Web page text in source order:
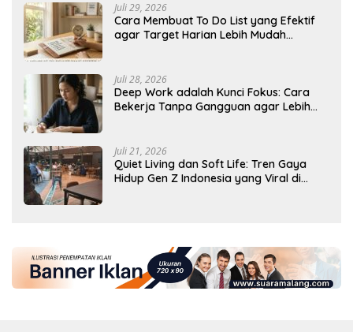
Juli 29, 2026
Cara Membuat To Do List yang Efektif
agar Target Harian Lebih Mudah
Juli 28, 2026
Deep Work adalah Kunci Fokus: Cara
Bekerja Tanpa Gangguan agar Lebih
Juli 21, 2026
Quiet Living dan Soft Life: Tren Gaya
Hidup Gen Z Indonesia yang Viral di